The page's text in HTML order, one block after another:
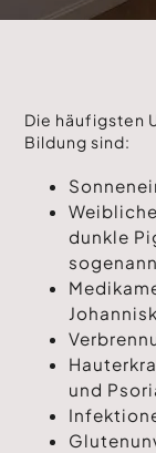
Die häufigsten
Bildung sind:
dunkle
und